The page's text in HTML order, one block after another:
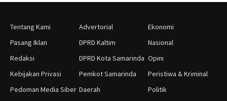
Tentang Kami
Pasang Iklan
Redaksi
Kebijakan Privasi
Pedoman Media Siber
Advertorial
DPRD Kaltim
DPRD Kota Samarinda
Pemkot Samarinda
Daerah
Ekonomi
Nasional
Opini
Peristiwa & Kriminal
Politik